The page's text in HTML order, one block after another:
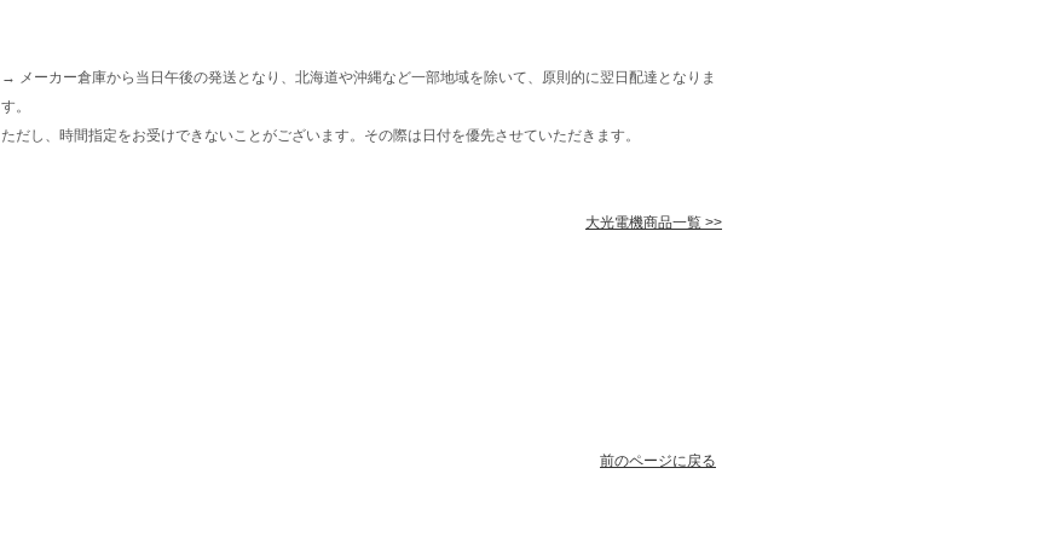
→ メーカー倉庫から当日午後の発送となり、北海道や沖縄など一部地域を除いて、原則的に翌日配達となりま
す。
ただし、時間指定をお受けできないことがございます。その際は日付を優先させていただきます。
大光電機商品一覧 >>
前のページに戻る